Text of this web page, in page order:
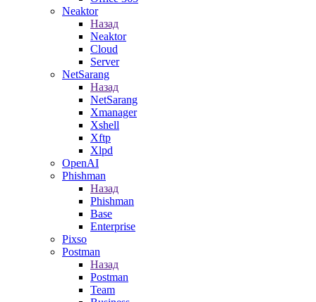
Neaktor
Назад
Neaktor
Cloud
Server
NetSarang
Назад
NetSarang
Xmanager
Xshell
Xftp
Xlpd
OpenAI
Phishman
Назад
Phishman
Base
Enterprise
Pixso
Postman
Назад
Postman
Team